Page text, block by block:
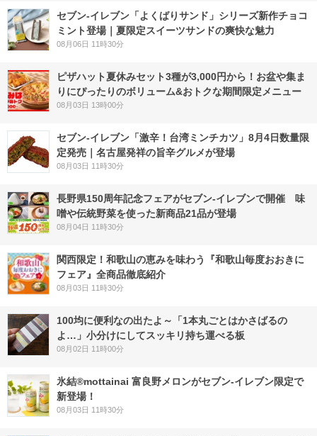
セブン‐イレブン「よくばりサンド」シリーズ新作チョコ
ミント登場｜夏限定スイーツサンドの爽快な魅力
08月06日 11時30分
ピザハット夏休みセット3種が3,000円から！お盆や集ま
りにぴったりのボリューム&おトクな期間限定メニュー
08月03日 13時00分
セブン-イレブン「激辛！台湾ミンチカツ」8月4日数量限
定発売｜名古屋発祥の旨辛グルメが登場
08月03日 11時30分
長野県150周年記念フェアがセブン-イレブンで開催 味
噌や伝統野菜を使った新商品21品が登場
08月04日 11時30分
関西限定！和歌山の恵みを味わう『和歌山毎度おおきに
フェア』全商品徹底紹介
08月03日 11時30分
100均に便利なの出たよ～「1本丸ごとはかさばるの
よ…」小分けにしてスッキリ持ち運べる板
08月02日 11時00分
氷結®mottainai 富良野メロンがセブン‐イレブン限定で
新登場！
08月03日 11時30分